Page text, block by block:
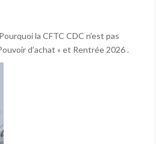
la CFTC CDC n’est pas
l’intersyndicale « Pouvoir d’achat » et Rentrée 2026 .